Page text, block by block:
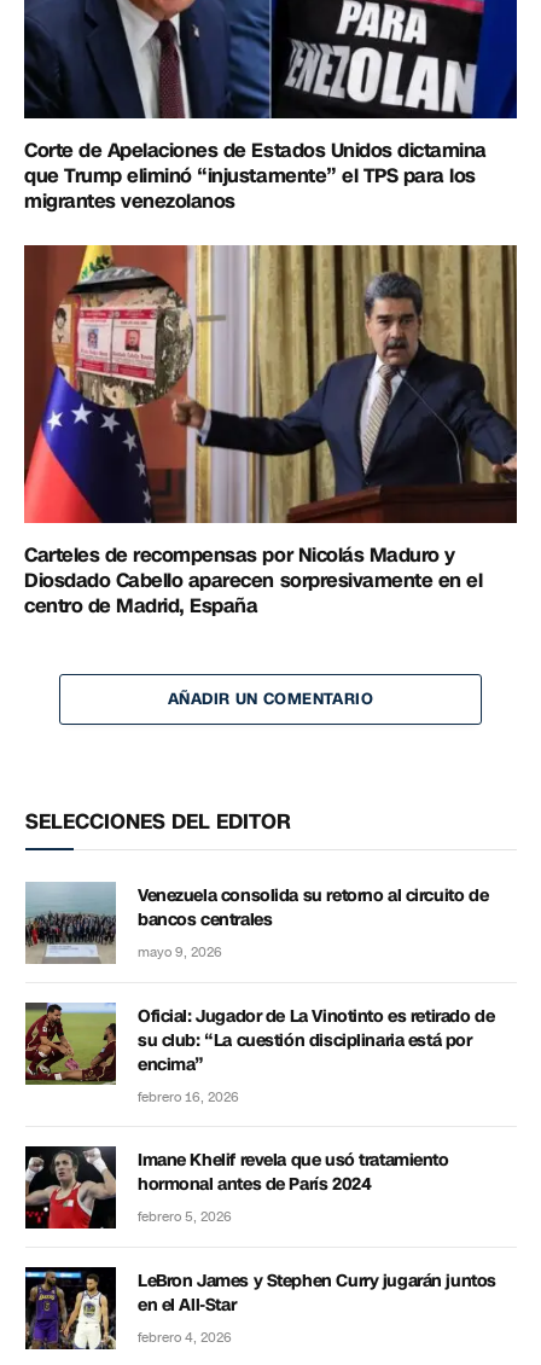
Corte de Apelaciones de Estados Unidos dictamina
que Trump eliminó “injustamente” el TPS para los
migrantes venezolanos
Carteles de recompensas por Nicolás Maduro y
Diosdado Cabello aparecen sorpresivamente en el
centro de Madrid, España
AÑADIR UN COMENTARIO
SELECCIONES DEL EDITOR
Venezuela consolida su retorno al circuito de
bancos centrales
mayo 9, 2026
Oficial: Jugador de La Vinotinto es retirado de
su club: “La cuestión disciplinaria está por
encima”
febrero 16, 2026
Imane Khelif revela que usó tratamiento
hormonal antes de París 2024
febrero 5, 2026
LeBron James y Stephen Curry jugarán juntos
en el All-Star
febrero 4, 2026